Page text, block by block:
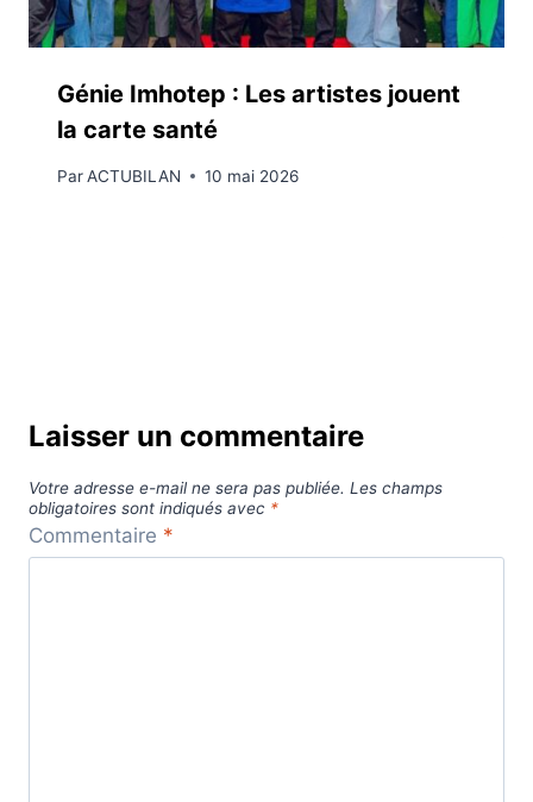
Génie Imhotep : Les artistes jouent
la carte santé
ParACTUBILAN 10 mai 2026
Laisser un commentaire
Votre adresse e-mail ne sera pas publiée. Les champs
obligatoires sont indiqués avec *
Commentaire *